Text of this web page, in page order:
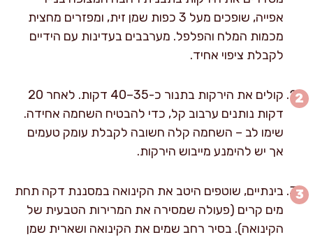
אפייה, שופכים מעל 3 כפות שמן זית, ומפזרים מחצית
מכמות המלח והפלפל. מערבבים בעדינות עם הידיים
לקבלת ציפוי אחיד.
קולים את הירקות בתנור כ-35–40 דקות. לאחר 20
דקות נותנים ערבוב קל, כדי להבטיח השחמה אחידה.
שימו לב – השחמה קלה חשובה לקבלת עומק טעמים
אך יש להימנע מייבוש הירקות.
בינתיים, שוטפים היטב את הקינואה במסננת דקה תחת
מים קרים (פעולה שמסירה את המרירות הטבעית של
הקינואה). בסיר רחב שמים את הקינואה ושארית שמן